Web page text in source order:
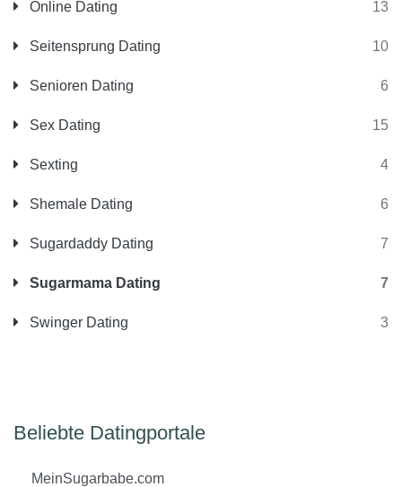
Online Dating 13
Seitensprung Dating 10
Senioren Dating 6
Sex Dating 15
Sexting 4
Shemale Dating 6
Sugardaddy Dating 7
Sugarmama Dating 7
Swinger Dating 3
Beliebte Datingportale
MeinSugarbabe.com